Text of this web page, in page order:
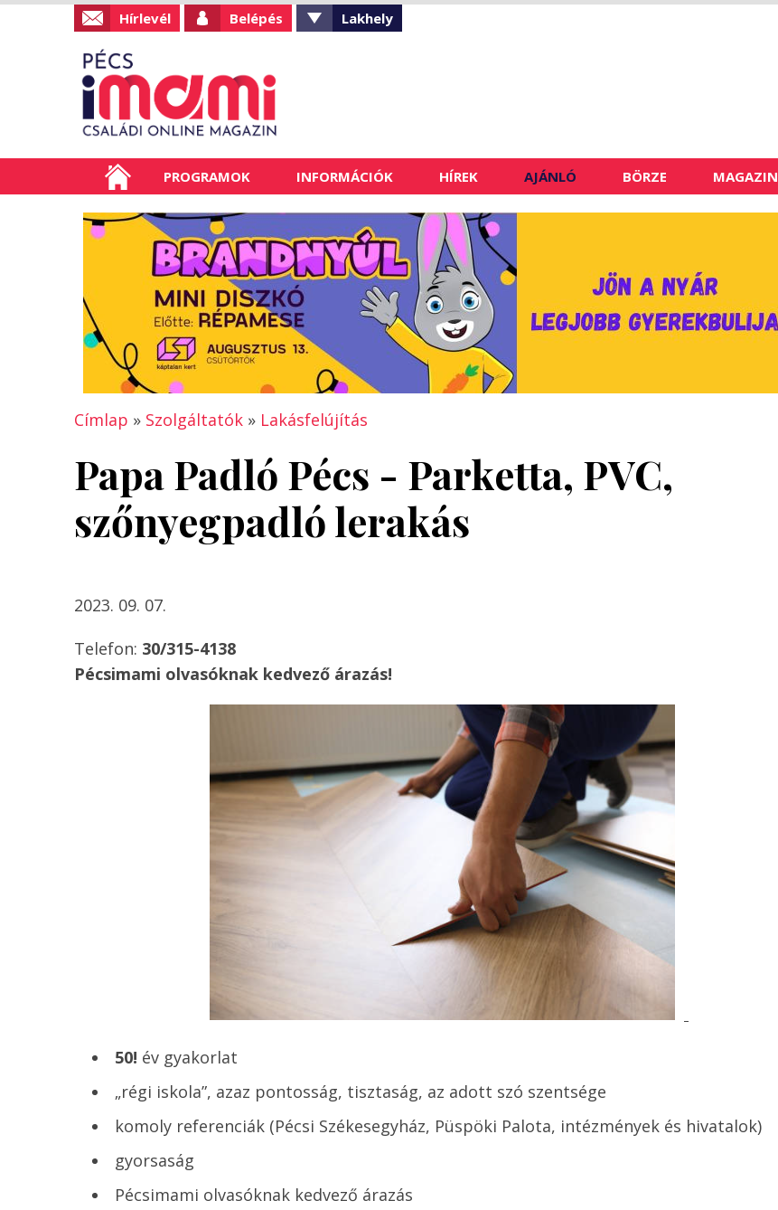
Hírlevél Belépés Lakhely
PROGRAMOK INFORMÁCIÓK HÍREK AJÁNLÓ BÖRZE MAGAZIN
Címlap » Szolgáltatók » Lakásfelújítás
Papa Padló Pécs - Parketta, PVC,
szőnyegpadló lerakás
2023. 09. 07.
Telefon: 30/315-4138
Pécsimami olvasóknak kedvező árazás!
50! év gyakorlat
„régi iskola”, azaz pontosság, tisztaság, az adott szó szentsége
komoly referenciák (Pécsi Székesegyház, Püspöki Palota, intézmények és hivatalok)
gyorsaság
Pécsimami olvasóknak kedvező árazás